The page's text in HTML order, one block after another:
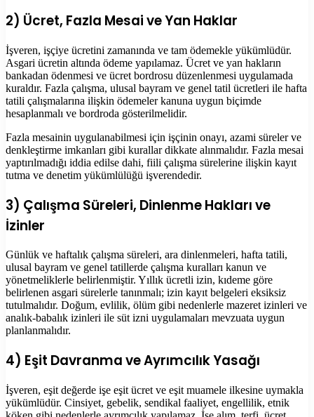
2) Ücret, Fazla Mesai ve Yan Haklar
İşveren, işçiye ücretini zamanında ve tam ödemekle yükümlüdür.
Asgari ücretin altında ödeme yapılamaz. Ücret ve yan hakların
bankadan ödenmesi ve ücret bordrosu düzenlenmesi uygulamada
kuraldır. Fazla çalışma, ulusal bayram ve genel tatil ücretleri ile hafta
tatili çalışmalarına ilişkin ödemeler kanuna uygun biçimde
hesaplanmalı ve bordroda gösterilmelidir.
Fazla mesainin uygulanabilmesi için işçinin onayı, azami süreler ve
denkleştirme imkanları gibi kurallar dikkate alınmalıdır. Fazla mesai
yaptırılmadığı iddia edilse dahi, fiili çalışma sürelerine ilişkin kayıt
tutma ve denetim yükümlülüğü işverendedir.
3) Çalışma Süreleri, Dinlenme Hakları ve
İzinler
Günlük ve haftalık çalışma süreleri, ara dinlenmeleri, hafta tatili,
ulusal bayram ve genel tatillerde çalışma kuralları kanun ve
yönetmeliklerle belirlenmiştir. Yıllık ücretli izin, kıdeme göre
belirlenen asgari sürelerle tanınmalı; izin kayıt belgeleri eksiksiz
tutulmalıdır. Doğum, evlilik, ölüm gibi nedenlerle mazeret izinleri ve
analık-babalık izinleri ile süt izni uygulamaları mevzuata uygun
planlanmalıdır.
4) Eşit Davranma ve Ayrımcılık Yasağı
İşveren, eşit değerde işe eşit ücret ve eşit muamele ilkesine uymakla
yükümlüdür. Cinsiyet, gebelik, sendikal faaliyet, engellilik, etnik